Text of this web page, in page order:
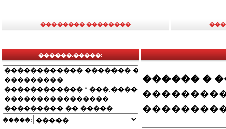
�������� ��������
������.�����:
�����:
������ �